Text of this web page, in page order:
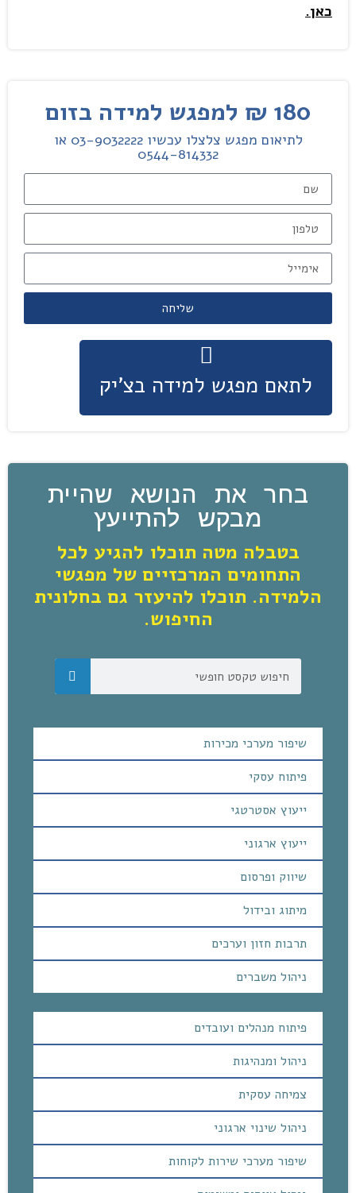
כאן.
180 ₪ למפגש למידה בזום
לתיאום מפגש צלצלו עכשיו 03-9032222 או
0544-814332
שליחה
לתאם מפגש למידה בצ'יק
בחר את הנושא שהיית
מבקש להתייעץ
בטבלה מטה תוכלו להגיע לכל
התחומים המרכזיים של מפגשי
הלמידה. תוכלו להיעזר גם בחלונית
החיפוש.
שיפור מערכי מכירות
פיתוח עסקי
ייעוץ אסטרטגי
ייעוץ ארגוני
שיווק ופרסום
מיתוג ובידול
תרבות חזון וערכים
ניהול משברים
פיתוח מנהלים ועובדים
ניהול ומנהיגות
צמיחה עסקית
ניהול שינוי ארגוני
שיפור מערכי שירות לקוחות